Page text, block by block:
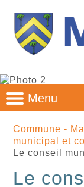
Au
et la
Menu
Commune -
municipal et
Le conseil
Le